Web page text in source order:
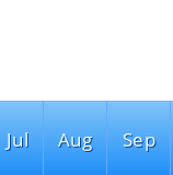
Jul Aug Sep